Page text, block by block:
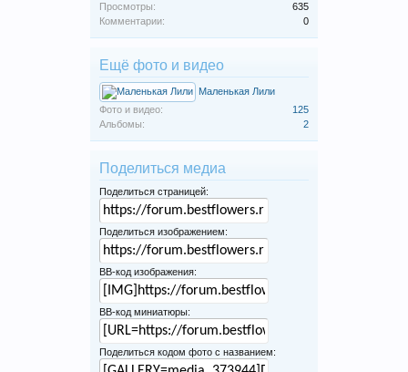
Просмотры:
635
Комментарии:
0
Ещё фото и видео
Маленькая Лили
Фото и видео:
125
Альбомы:
2
Поделиться медиа
Поделиться страницей:
Поделиться изображением:
BB-код изображения:
BB-код миниатюры:
Поделиться кодом фото с названием: